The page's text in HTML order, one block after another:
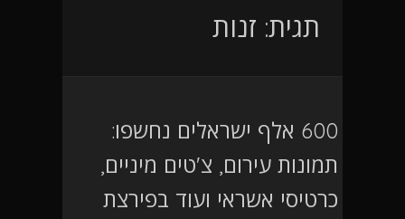
תגית: זנות
600 אלף ישראלים נחשפו:
תמונות עירום, צ'טים מיניים,
כרטיסי אשראי ועוד בפירצת